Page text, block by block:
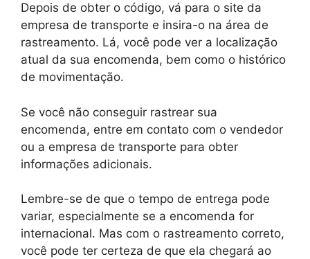
Depois de obter o código, vá para o site da
empresa de transporte e insira-o na área de
rastreamento. Lá, você pode ver a localização
atual da sua encomenda, bem como o histórico
de movimentação.
Se você não conseguir rastrear sua
encomenda, entre em contato com o vendedor
ou a empresa de transporte para obter
informações adicionais.
Lembre-se de que o tempo de entrega pode
variar, especialmente se a encomenda for
internacional. Mas com o rastreamento correto,
você pode ter certeza de que ela chegará ao